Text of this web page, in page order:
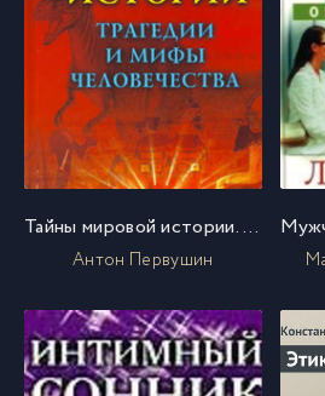
Тайны мировой истории. Трагедии и мифы человечества
Антон Первушин